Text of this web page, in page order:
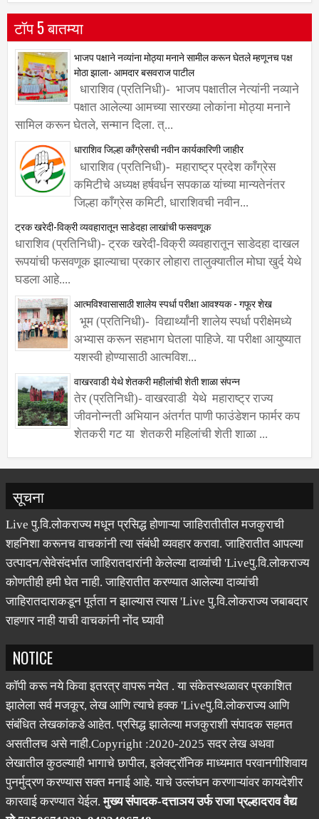
टॉप 5 बातम्या
भाजप पक्षाने नव्यांना मोठ्या मनाने सामील करून घेतले म्हणूनच पक्ष
मोठा झाला- आमदार बसवराज पाटील
धाराशिव (प्रतिनिधी)- भाजप पक्षातील नेत्यांनी नव्याने
पक्षात आलेल्या आमच्या सारख्या लोकांना मोठ्या मनाने
सामिल करून घेतले, सन्मान दिला. त्...
धाराशिव जिल्हा काँग्रेसची नवीन कार्यकारिणी जाहीर
धाराशिव (प्रतिनिधी)- महाराष्ट्र प्रदेश काँग्रेस
कमिटीचे अध्यक्ष हर्षवर्धन सपकाळ यांच्या मान्यतेनंतर
जिल्हा काँग्रेस कमिटी, धाराशिवची नवीन...
ट्रक खरेदी-विक्री व्यवहारातून साडेदहा लाखांची फसवणूक
धाराशिव (प्रतिनिधी)- ट्रक खरेदी-विक्री व्यवहारातून साडेदहा दाखल
रूपयांची फसवणूक झाल्याचा प्रकार लोहारा तालुक्यातील मोघा खुर्द येथे
घडला आहे....
आत्मविश्वासासाठी शालेय स्पर्धा परीक्षा आवश्यक - गफूर शेख
भूम (प्रतिनिधी)- विद्यार्थ्यांनी शालेय स्पर्धा परीक्षेमध्ये
अभ्यास करून सहभाग घेतला पाहिजे. या परीक्षा आयुष्यात
यशस्वी होण्यासाठी आत्मविश...
वाखरवाडी येथे शेतकरी महीलांची शेती शाळा संपन्न
तेर (प्रतिनिधी)- वाखरवाडी येथे महाराष्ट्र राज्य
जीवनोन्नती अभियान अंतर्गत पाणी फाउंडेशन फार्मर कप
शेतकरी गट या शेतकरी महिलांची शेती शाळा ...
सूचना
Live पु.वि.लोकराज्य मधून प्रसिद्ध होणाऱ्या जाहिरातीतील मजकुराची
शहनिशा करूनच वाचकांनी त्या संबंधी व्यवहार करावा. जाहिरातीत आपल्या
उत्पादन/सेवेसंदर्भात जाहिरातदारांनी केलेल्या दाव्यांची 'Liveपु.वि.लोकराज्य
कोणतीही हमी घेत नाही. जाहिरातीत करण्यात आलेल्या दाव्यांची
जाहिरातदाराकडून पूर्तता न झाल्यास त्यास 'Live पु.वि.लोकराज्य जबाबदार
राहणार नाही याची वाचकांनी नोंद घ्यावी
NOTICE
कॉपी करू नये किवा इतरत्र वापरू नयेत . या संकेतस्थळावर प्रकाशित
झालेला सर्व मजकूर, लेख आणि त्याचे हक्क 'Liveपु.वि.लोकराज्य आणि
संबंधित लेखकांकडे आहेत. प्रसिद्ध झालेल्या मजकुराशी संपादक सहमत
असतीलच असे नाही.Copyright :2020-2025 सदर लेख अथवा
लेखातील कुठल्याही भागाचे छापील, इलेक्ट्रॉनिक माध्यमात परवानगीशिवाय
पुनर्मुद्रण करण्यास सक्त मनाई आहे. याचे उल्लंघन करणाऱ्यांवर कायदेशीर
कारवाई करण्यात येईल.मुख्य संपादक-दत्ताञय उर्फ राजा प्रल्हादराव वैद्य